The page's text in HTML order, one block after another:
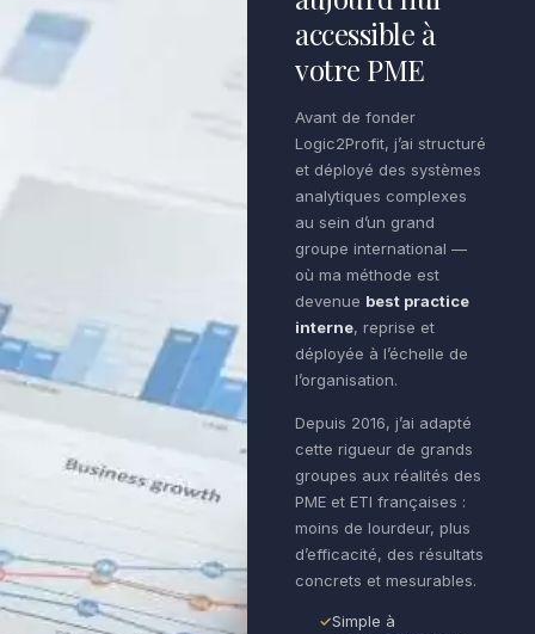
accessible à
votre PME
Avant de fonder
Logic2Profit, j’ai structuré
et déployé des systèmes
analytiques complexes
au sein d’un grand
groupe international —
où ma méthode est
devenue best practice
interne, reprise et
déployée à l’échelle de
l’organisation.
Depuis 2016, j’ai adapté
cette rigueur de grands
groupes aux réalités des
PME et ETI françaises :
moins de lourdeur, plus
d’efficacité, des résultats
concrets et mesurables.
Simple à